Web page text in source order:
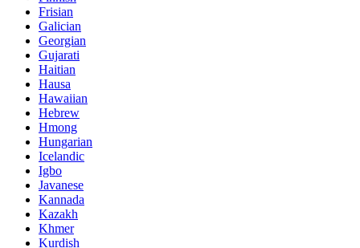
Frisian
Galician
Georgian
Gujarati
Haitian
Hausa
Hawaiian
Hebrew
Hmong
Hungarian
Icelandic
Igbo
Javanese
Kannada
Kazakh
Khmer
Kurdish